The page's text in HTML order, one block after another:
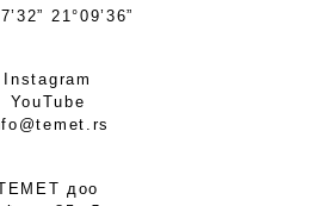
доо
21°09’36”
Instagram
YouTube